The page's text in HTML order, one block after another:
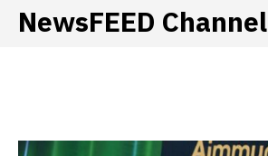
NewsFEED Channel